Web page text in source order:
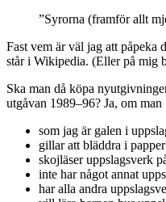
”Syrorna (framför allt
Fast vem är väl jag att påpeka
står i Wikipedia. (Eller på mig
Ska man då köpa
utgåvan 1989–96? Ja, om man
som jag är galen i
gillar att bläddra i papper
skojläser uppslagsverk
inte har något annat
har alla andra